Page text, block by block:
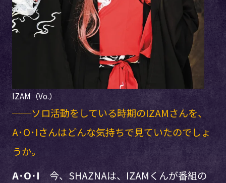
IZAM（Vo.）
──ソロ活動をしている時期のIZAMさんを、
A･O･Iさんはどんな気持ちで見ていたのでしょ
うか。
A･O･I 今、SHAZNAは、IZAMくんが番組の